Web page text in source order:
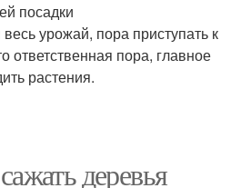
посадки
весь урожай, пора приступать к
ответственная пора, главное
растения.
деревья